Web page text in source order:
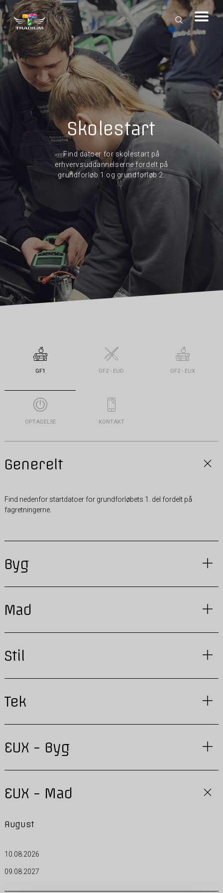
Skolestart
Find datoer for skolestart på
erhvervsuddannelserne fordelt på
grundforløb 1 og grundforløb 2.
GF1 GF2 - EUD GF2 - EUX
OPTAGELSE KONTAKT
Generelt
Find nedenfor startdatoer for grundforløbets 1. del fordelt på
fagretningerne.
Byg
Mad
Stil
Tek
EUX - Byg
EUX - Mad
August
10.08.2026
09.08.2027